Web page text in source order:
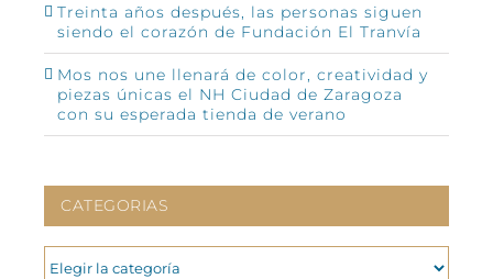
Treinta años después, las personas siguen
siendo el corazón de Fundación El Tranvía
Mos nos une llenará de color, creatividad y
piezas únicas el NH Ciudad de Zaragoza
con su esperada tienda de verano
CATEGORIAS
CATEGORIAS